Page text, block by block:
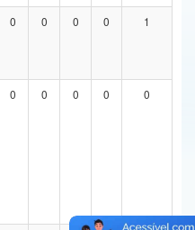
0 0 0 0 1
0 0 0 0 0